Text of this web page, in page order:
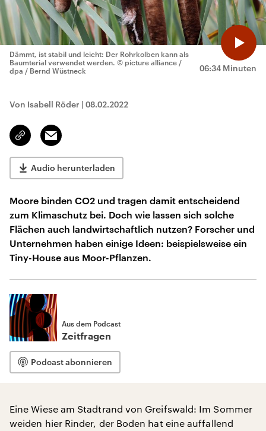
06:34 Minuten
Dämmt, ist stabil und leicht: Der Rohrkolben kann als
Baumterial verwendet werden. © picture alliance /
dpa / Bernd Wüstneck
Von Isabell Röder | 08.02.2022
Link
kopieren/teilen
Email
Audio herunterladen
Moore binden CO2 und tragen damit entscheidend
zum Klimaschutz bei. Doch wie lassen sich solche
Flächen auch landwirtschaftlich nutzen? Forscher und
Unternehmen haben einige Ideen: beispielsweise ein
Tiny-House aus Moor-Pflanzen.
Aus dem Podcast
Zeitfragen
Podcast abonnieren
Eine Wiese am Stadtrand von Greifswald: Im Sommer
weiden hier Rinder, der Boden hat eine auffallend